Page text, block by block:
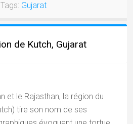
Tags: Gujarat
de Kutch, Gujarat
et le Rajasthan, la région du
tire son nom de ses